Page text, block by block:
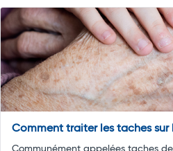
Comment traiter les taches sur